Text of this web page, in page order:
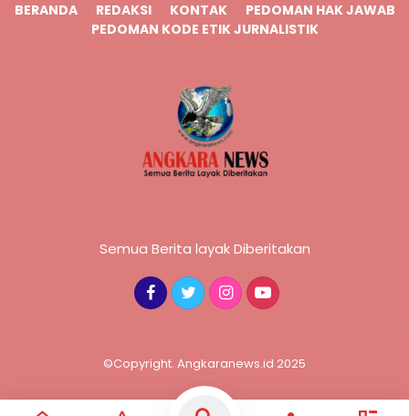
BERANDA REDAKSI KONTAK
PEDOMAN HAK JAWAB
PEDOMAN KODE ETIK JURNALISTIK
Semua Berita layak Diberitakan
©Copyright. Angkaranews.id 2025